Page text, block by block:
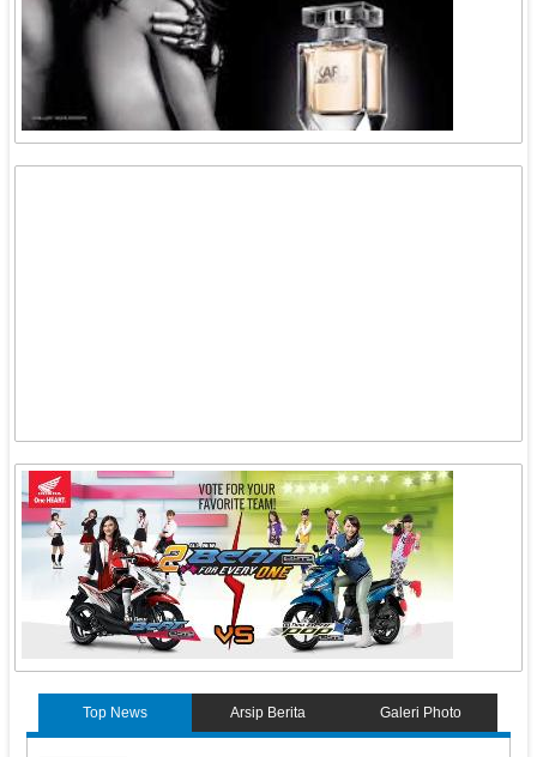
Top News Arsip Berita Galeri Photo